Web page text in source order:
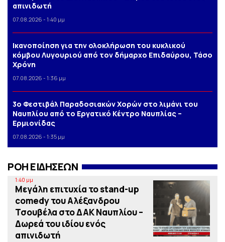
απινιδωτή
07.08.2026 - 1:40 μμ
Iκανοποίηση για την ολοκλήρωση του κυκλικού
κόμβου Λυγουριού από τον δήμαρχο Επιδαύρου, Τάσο
Χρόνη
07.08.2026 - 1:36 μμ
3o Φεστιβάλ Παραδοσιακών Χορών στο λιμάνι του
Ναυπλίου από το Εργατικό Κέντρο Ναυπλίας –
Ερμιονίδας
07.08.2026 - 1:35 μμ
ΡΟΗ ΕΙΔΗΣΕΩΝ
1:40 μμ
Μεγάλη επιτυχία το stand-up
comedy του Αλέξανδρου
Τσουβέλα στο ΔΑΚ Ναυπλίου –
Δωρεά του ιδίου ενός
απινιδωτή